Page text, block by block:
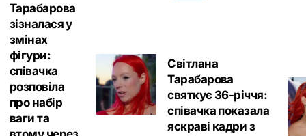
Тарабарова
зізналася у
змінах
фігури:
співачка
розповіла
про набір
ваги та
Світлана
Тарабарова
святкує 36-річчя:
співачка показала
яскраві кадри з